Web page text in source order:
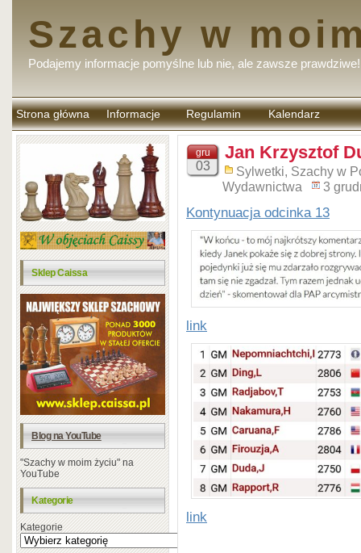
Szachy w
Podajemy informacje pomyślne lub nie, ale zawsze prawdziwe!
Strona główna Informacje Regulamin
komentarzy
Kalendarz
Sklep Caissa
Blog na YouTube
"Szachy w moim życiu" na
YouTube
Kategorie
Kategorie
gru
03
Jan Krzysztof
Sylwetki, Szachy w
Wydawnictwa
3
Kontynuacja odcinka 13
link
link